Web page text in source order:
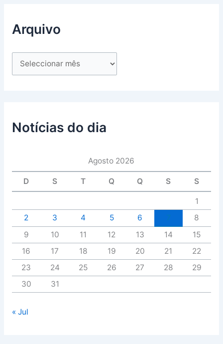
Arquivo
Notícias do dia
Agosto 2026
D S T Q Q S S
1
2
3 4 5 6
8
9
10 11 12 13 14
15
16
17 18 19 20 21
22
23
24 25 26 27 28
29
30
31
« Jul